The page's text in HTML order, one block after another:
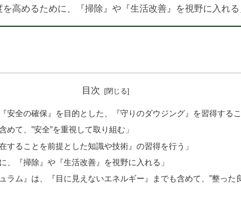
を高めるために、『掃除』や『生活改善』を視野に入れる
目次
安全の確保』を目的とした、『守りのダウジング』を習得するこ
めて、”安全”を重視して取り組む」
することを前提とした知識や技術』の習得を行う」
、『掃除』や『生活改善』を視野に入れる」
ラム』は、『目に見えないエネルギー』までも含めて、”整った